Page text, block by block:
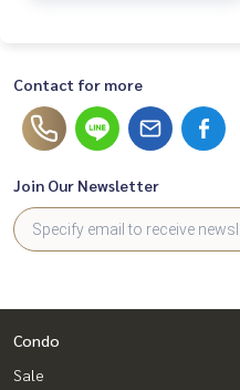
Contact for more
Join Our Newsletter
Condo
Sale